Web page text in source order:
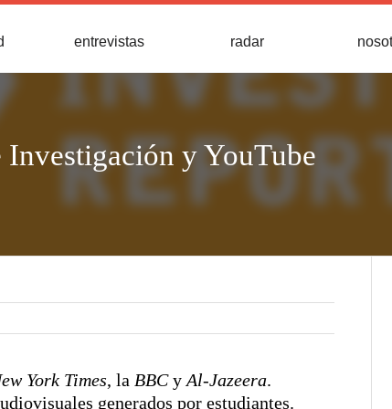
entrevistas radar
Investigación y YouTube
York Times, la BBCyAl-Jazeera.
generados por estudiantes.